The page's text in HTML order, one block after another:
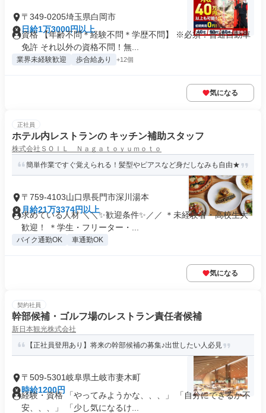
〒349-0205埼玉県白岡市
日給1万3000円以上
資格 【年齢不問＊経験不問＊学歴不問】 ※必須：普通自動車
免許 それ以外の資格不問！無...
業界未経験歓迎 歩合給あり +12個
気になる
正社員
ホテル内レストランの キッチン補助スタッフ
株式会社ＳＯＩＬ Ｎａｇａｔｏｙｕｍｏｔｏ
簡単作業ですぐ覚えられる！髪型やピアスなど身だしなみも自由★
〒759-4103山口県長門市深川湯本
月給21万3374円以上
求めている人材 ＼＼✨歓迎条件✨／／ ＊未経験者・高校生大
歓迎！ ＊学生・フリーター・...
バイク通勤OK 車通勤OK
気になる
契約社員
幹部候補・ゴルフ場のレストラン責任者候補
新日本観光株式会社
【正社員登用あり】将来の幹部候補の募集♪出世したい人必見
〒509-5301岐阜県土岐市妻木町
時給1200円
経験・資格 「やってみようかな、、、」 「自分にできるか不
安、、、」 「少し気になるけ...